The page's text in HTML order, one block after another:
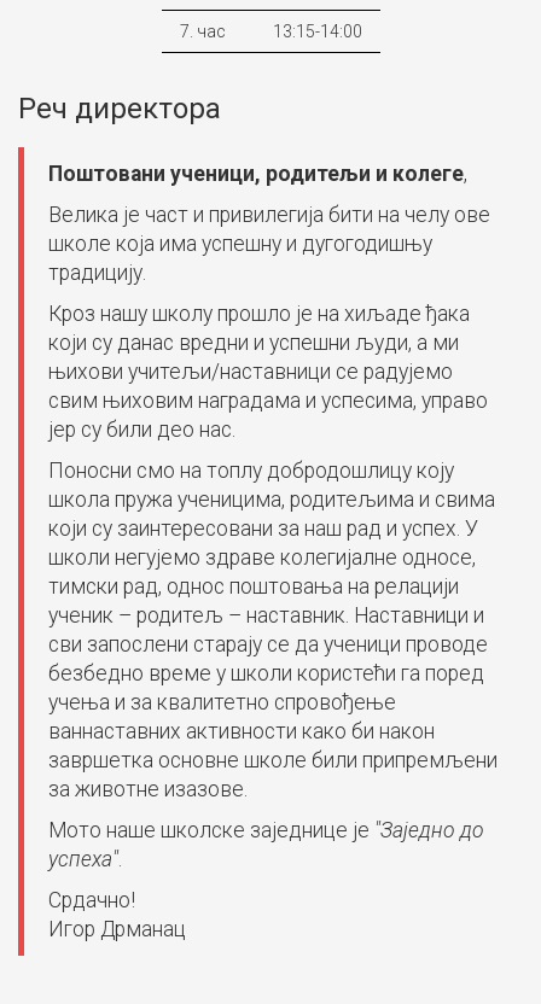
7. час 13:15-14:00
Реч директора
Поштовани ученици, родитељи и колеге,
Велика је част и привилегија бити на челу ове
школе која има успешну и дугогодишњу
традицију.
Кроз нашу школу прошло је на хиљаде ђака
који су данас вредни и успешни људи, а ми
њихови учитељи/наставници се радујемо
свим њиховим наградама и успесима, управо
јер су били део нас.
Поносни смо на топлу добродошлицу коју
школа пружа ученицима, родитељима и свима
који су заинтересовани за наш рад и успех. У
школи негујемо здраве колегијалне односе,
тимски рад, однос поштовања на релацији
ученик – родитељ – наставник. Наставници и
сви запослени старају се да ученици проводе
безбедно време у школи користећи га поред
учења и за квалитетно спровођење
ваннаставних активности како би након
завршетка основне школе били припремљени
за животне изазове.
Мото наше школске заједнице је "Заједно до
успеха".
Срдачно!
Игор Дрманац